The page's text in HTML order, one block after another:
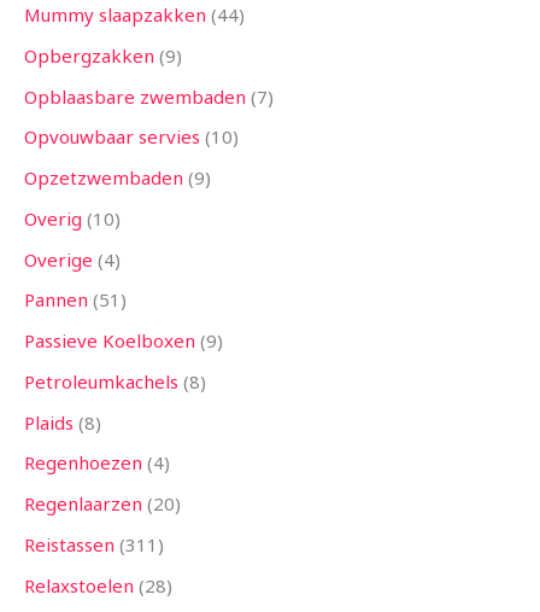
Mummy slaapzakken 44
Opbergzakken 9
Opblaasbare zwembaden 7
Opvouwbaar servies 10
Opzetzwembaden 9
Overig 10
Overige 4
Pannen 51
Passieve Koelboxen 9
Petroleumkachels 8
Plaids 8
Regenhoezen 4
Regenlaarzen 20
Reistassen 311
Relaxstoelen 28